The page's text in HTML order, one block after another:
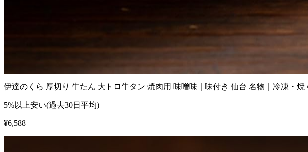
伊達のくら 厚切り 牛たん 大トロ牛タン 焼肉用 味噌味｜味付き 仙台 名物｜冷凍・
5%以上安い(過去30日平均)
¥6,588